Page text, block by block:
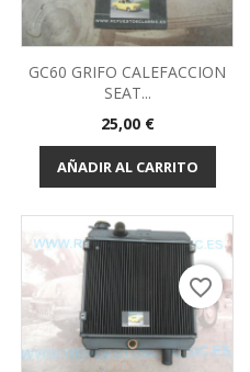
GC60 GRIFO CALEFACCION
SEAT...
Precio
25,00 €
AÑADIR AL CARRITO
favorite_border